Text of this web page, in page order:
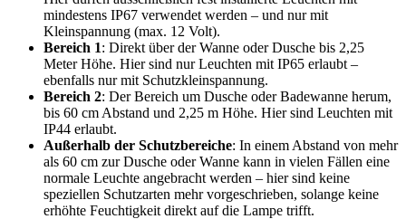
mindestens IP67 verwendet werden – und nur mit
Kleinspannung (max. 12 Volt).
Bereich 1: Direkt über der Wanne oder Dusche bis 2,25
Meter Höhe. Hier sind nur Leuchten mit IP65 erlaubt –
ebenfalls nur mit Schutzkleinspannung.
Bereich 2: Der Bereich um Dusche oder Badewanne herum,
bis 60 cm Abstand und 2,25 m Höhe. Hier sind Leuchten mit
IP44 erlaubt.
Außerhalb der Schutzbereiche: In einem Abstand von mehr
als 60 cm zur Dusche oder Wanne kann in vielen Fällen eine
normale Leuchte angebracht werden – hier sind keine
speziellen Schutzarten mehr vorgeschrieben, solange keine
erhöhte Feuchtigkeit direkt auf die Lampe trifft.